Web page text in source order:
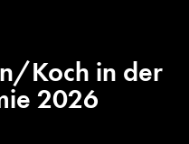
Koch in der
2026